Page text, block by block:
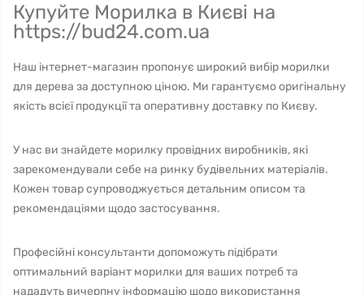
Купуйте Морилка в Києві на
https://bud24.com.ua
Наш інтернет-магазин пропонує широкий вибір морилки
для дерева за доступною ціною. Ми гарантуємо оригінальну
якість всієї продукції та оперативну доставку по Києву.
У нас ви знайдете морилку провідних виробників, які
зарекомендували себе на ринку будівельних матеріалів.
Кожен товар супроводжується детальним описом та
рекомендаціями щодо застосування.
Професійні консультанти допоможуть підібрати
оптимальний варіант морилки для ваших потреб та
нададуть вичерпну інформацію щодо використання